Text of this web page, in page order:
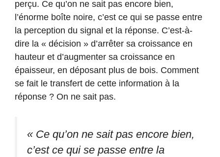
perçu. Ce qu’on ne sait pas encore bien,
l’énorme boîte noire, c’est ce qui se passe entre
la perception du signal et la réponse. C’est-à-
dire la « décision » d’arrêter sa croissance en
hauteur et d’augmenter sa croissance en
épaisseur, en déposant plus de bois. Comment
se fait le transfert de cette information à la
réponse ? On ne sait pas.
« Ce qu’on ne sait pas encore bien,
c’est ce qui se passe entre la